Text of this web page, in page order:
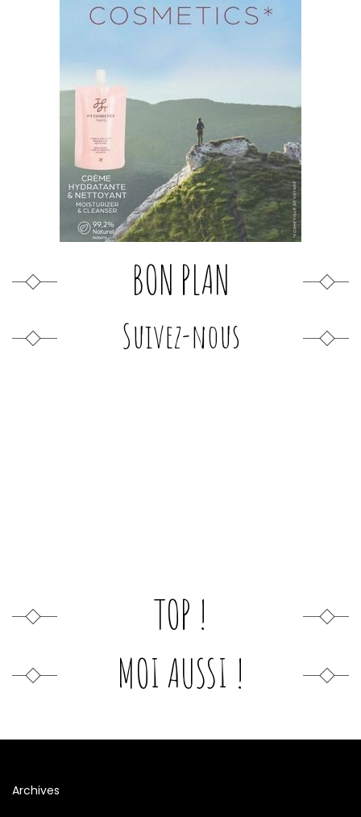
BON PLAN
Suivez-nous
TOP !
MOI AUSSI !
Archives